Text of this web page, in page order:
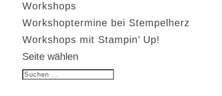
Workshops
Workshoptermine bei Stempelherz
Workshops mit Stampin’ Up!
Seite wählen